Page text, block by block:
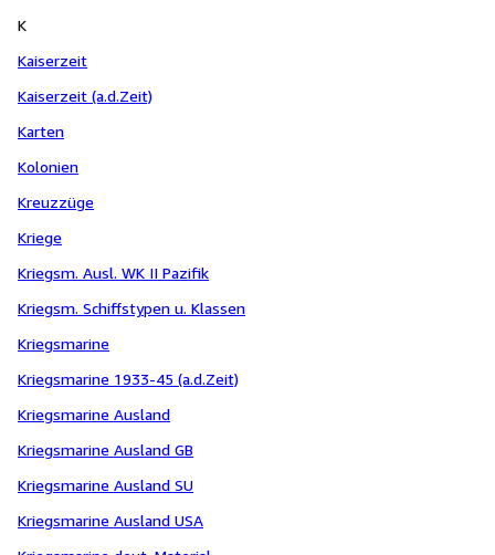
K
Kaiserzeit
Kaiserzeit (a.d.Zeit)
Karten
Kolonien
Kreuzzüge
Kriege
Kriegsm. Ausl. WK II Pazifik
Kriegsm. Schiffstypen u. Klassen
Kriegsmarine
Kriegsmarine 1933-45 (a.d.Zeit)
Kriegsmarine Ausland
Kriegsmarine Ausland GB
Kriegsmarine Ausland SU
Kriegsmarine Ausland USA